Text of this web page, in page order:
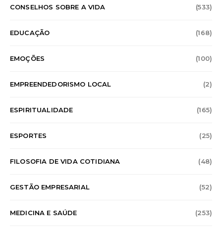
CONSELHOS SOBRE A VIDA (533)
EDUCAÇÃO (168)
EMOÇÕES (100)
EMPREENDEDORISMO LOCAL (2)
ESPIRITUALIDADE (165)
ESPORTES (25)
FILOSOFIA DE VIDA COTIDIANA (48)
GESTÃO EMPRESARIAL (52)
MEDICINA E SAÚDE (253)